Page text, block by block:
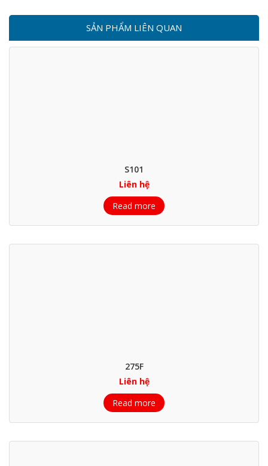
SẢN PHẨM LIÊN QUAN
S101
Liên hệ
Read more
275F
Liên hệ
Read more